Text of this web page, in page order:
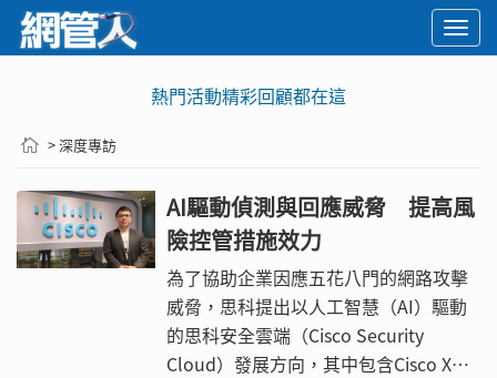
熱門活動精彩回顧都在這
> 深度專訪
AI驅動偵測與回應威脅 提高風
險控管措施效力
為了協助企業因應五花八門的網路攻擊
威脅，思科提出以人工智慧（AI）驅動
的思科安全雲端（Cisco Security
Cloud）發展方向，其中包含Cisco XDR